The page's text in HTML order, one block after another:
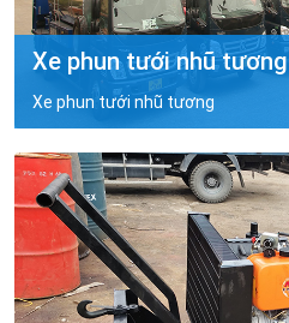
Xe phun tưới nhũ tương
Xe phun tưới nhũ tương